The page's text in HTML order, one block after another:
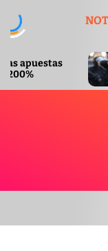
t
Represión